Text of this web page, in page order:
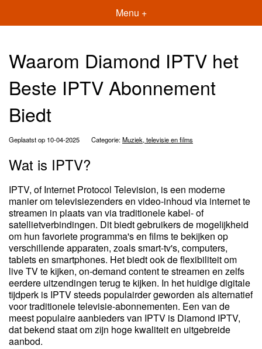
Menu +
Waarom Diamond IPTV het
Beste IPTV Abonnement
Biedt
Geplaatst op 10-04-2025 Categorie:Muziek, televisie en films
Wat is IPTV?
IPTV, of Internet Protocol Television, is een moderne
manier om televisiezenders en video-inhoud via internet te
streamen in plaats van via traditionele kabel- of
satellietverbindingen. Dit biedt gebruikers de mogelijkheid
om hun favoriete programma's en films te bekijken op
verschillende apparaten, zoals smart-tv's, computers,
tablets en smartphones. Het biedt ook de flexibiliteit om
live TV te kijken, on-demand content te streamen en zelfs
eerdere uitzendingen terug te kijken. In het huidige digitale
tijdperk is IPTV steeds populairder geworden als alternatief
voor traditionele televisie-abonnementen. Een van de
meest populaire aanbieders van IPTV is Diamond IPTV,
dat bekend staat om zijn hoge kwaliteit en uitgebreide
aanbod.